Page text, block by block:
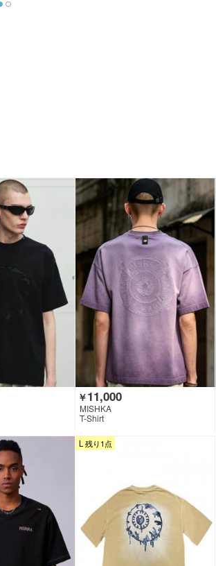
￥11,000
MISHKA
T-Shirt
L 残り1点